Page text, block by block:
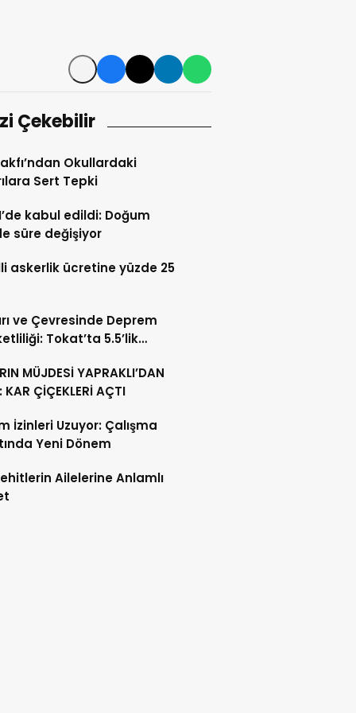
Çekebilir
Okullardaki
Sert Tepki
kabul edildi: Doğum
süre değişiyor
askerlik ücretine yüzde 25
ve Çevresinde Deprem
Tokat’ta 5.5’lik
MÜJDESİ YAPRAKLI’DAN
KAR ÇİÇEKLERİ AÇTI
İzinleri Uzuyor: Çalışma
Yeni Dönem
Ailelerine Anlamlı